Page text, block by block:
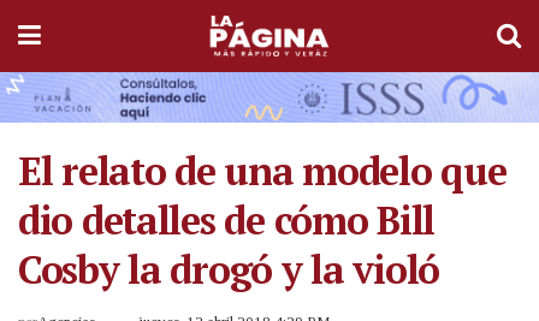
El relato de una modelo que
dio detalles de cómo Bill
Cosby la drogó y la violó